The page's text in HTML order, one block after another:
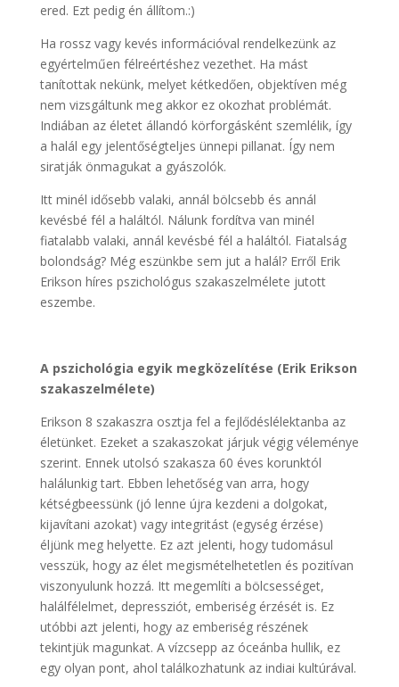
ered. Ezt pedig én állítom.:)
Ha rossz vagy kevés információval rendelkezünk az
egyértelműen félreértéshez vezethet. Ha mást
tanítottak nekünk, melyet kétkedően, objektíven még
nem vizsgáltunk meg akkor ez okozhat problémát.
Indiában az életet állandó körforgásként szemlélik, így
a halál egy jelentőségteljes ünnepi pillanat. Így nem
siratják önmagukat a gyászolók.
Itt minél idősebb valaki, annál bölcsebb és annál
kevésbé fél a haláltól. Nálunk fordítva van minél
fiatalabb valaki, annál kevésbé fél a haláltól. Fiatalság
bolondság? Még eszünkbe sem jut a halál? Erről Erik
Erikson híres pszichológus szakaszelmélete jutott
eszembe.
A pszichológia egyik megközelítése (Erik Erikson
szakaszelmélete)
Erikson 8 szakaszra osztja fel a fejlődéslélektanba az
életünket. Ezeket a szakaszokat járjuk végig véleménye
szerint. Ennek utolsó szakasza 60 éves korunktól
halálunkig tart. Ebben lehetőség van arra, hogy
kétségbeessünk (jó lenne újra kezdeni a dolgokat,
kijavítani azokat) vagy integritást (egység érzése)
éljünk meg helyette. Ez azt jelenti, hogy tudomásul
vesszük, hogy az élet megismételhetetlen és pozitívan
viszonyulunk hozzá. Itt megemlíti a bölcsességet,
halálfélelmet, depressziót, emberiség érzését is. Ez
utóbbi azt jelenti, hogy az emberiség részének
tekintjük magunkat. A vízcsepp az óceánba hullik, ez
egy olyan pont, ahol találkozhatunk az indiai kultúrával.